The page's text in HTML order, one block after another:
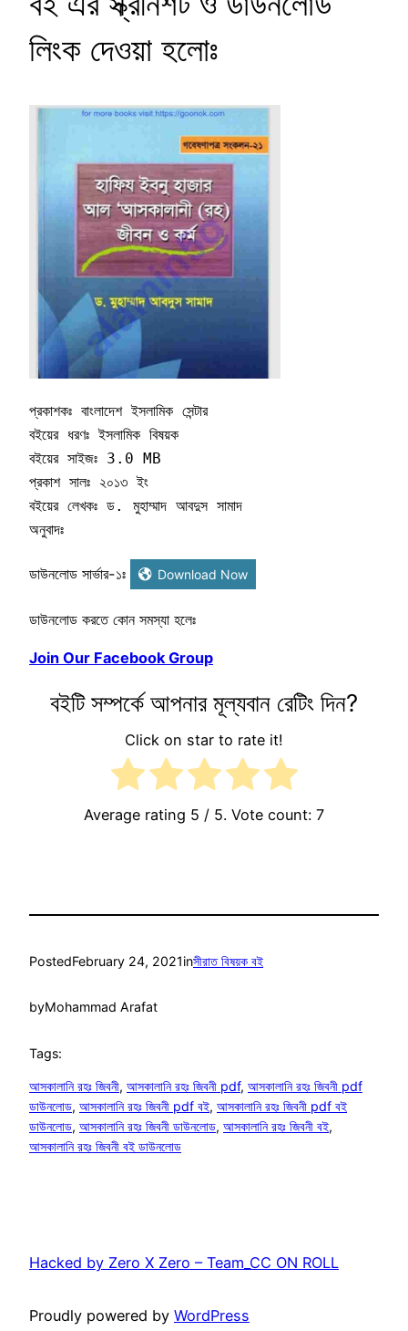
লিংক দেওয়া হলোঃ
প্রকাশকঃ বাংলাদেশ ইসলামিক সেন্টার
বইয়ের ধরণঃ ইসলামিক বিষয়ক
বইয়ের সাইজঃ 3.0 MB
প্রকাশ সালঃ ২০১৩ ইং
বইয়ের লেখকঃ ড. মুহাম্মাদ আবদুস সামাদ
অনুবাদঃ
ডাউনলোড সার্ভার-১ঃ Download Now
ডাউনলোড করতে কোন সমস্যা হলেঃ
Join Our Facebook Group
বইটি সম্পর্কে আপনার মূল্যবান রেটিং দিন?
Click on star to rate it!
Average rating 5 / 5. Vote count: 7
PostedFebruary 24, 2021inসীরাত বিষয়ক বই
byMohammad Arafat
Tags:
আসকালানি রহঃ জিবনী, আসকালানি রহঃ জিবনী pdf, আসকালানি রহঃ জিবনী pdf
ডাউনলোড, আসকালানি রহঃ জিবনী pdf বই, আসকালানি রহঃ জিবনী pdf বই
ডাউনলোড, আসকালানি রহঃ জিবনী ডাউনলোড, আসকালানি রহঃ জিবনী বই
আসকালানি রহঃ জিবনী বই ডাউনলোড
Hacked by Zero X Zero – Team_CC ON ROLL
Proudly powered by WordPress